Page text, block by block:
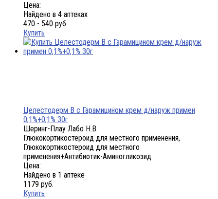
Цена:
Найдено в 4 аптеках
470 - 540 руб.
Купить
Целестодерм В с Гарамицином крем д/наруж примен
0,1%+0,1% 30г
Шеринг-Плау Лабо Н.В.
Глюкокортикостероид для местного применения,
Глюкокортикостероид для местного
применения+Антибиотик-Аминогликозид
Цена:
Найдено в 1 аптеке
1179 руб.
Купить